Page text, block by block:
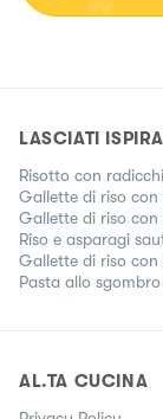
LASCIATI
Risotto con
Gallette di riso
Gallette di riso con
Riso e asparagi
Gallette di riso con
Pasta allo
AL.TA CUCINA